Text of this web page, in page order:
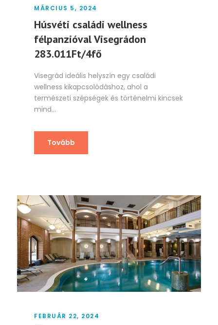
MÁRCIUS 5, 2024
Húsvéti családi wellness
félpanzióval Visegrádon
283.011Ft/4fő
Visegrád ideális helyszín egy családi
wellness kikapcsolódáshoz, ahol a
természeti szépségek és történelmi kincsek
mind...
Tovább
FEBRUÁR 22, 2024